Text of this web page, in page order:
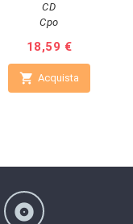
CD
Cpo
Prezzo
18,59 €
 Acquista
album